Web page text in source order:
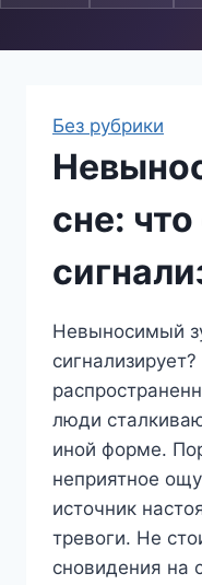
Без рубрики
сне: что
Невыносимый
люди
иной форме.
неприятное
источник
тревоги. Не
сновидения на